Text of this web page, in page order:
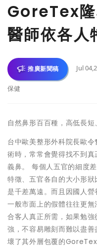
GoreTex
醫師依各人
推廣新聞稿 Jul
保健
自然鼻形百百種，高低長
台中歐美整形外科院長歐
術時，常常會覺得找不到
義鼻。 每個人五官的細度
特徵、五官各自的大小形
是千差萬遠。而且因國人
一般市面上的假體往往更
合客人真正所需，如果勉
強，不容易雕刻而難以盡
壞了其外層包覆的